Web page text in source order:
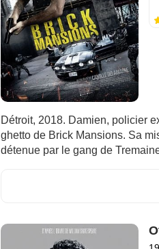
Détroit, 2018. Damien, policier
ghetto de Brick Mansions. Sa
détenue par le gang de